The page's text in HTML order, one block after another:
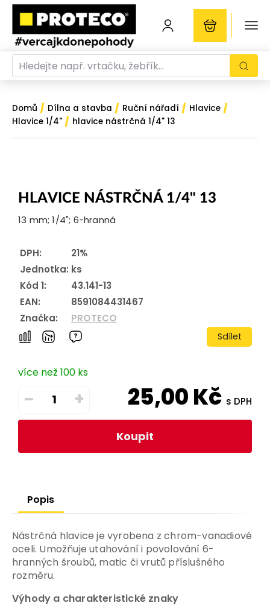
Domů / Dílna a stavba / Ruční nářadí / Hlavice /
Hlavice 1/4" / hlavice nástrčná 1/4" 13
HLAVICE NÁSTRČNÁ 1/4" 13
13 mm; 1/4"; 6-hranná
DPH:
21%
Jednotka: ks
Kód 1:
43.141-13
EAN:
8591084431467
Značka:
PROTECO
Sdílet
více než 100 ks
– + 25,00Kč s DPH
Koupit
Popis
Nástrčná hlavice je vyrobena z chrom-vanadiové
oceli. Umožňuje utahování i povolování 6-
hranných šroubů, matic či vrutů příslušného
rozměru.
Výhody a charakteristické znaky